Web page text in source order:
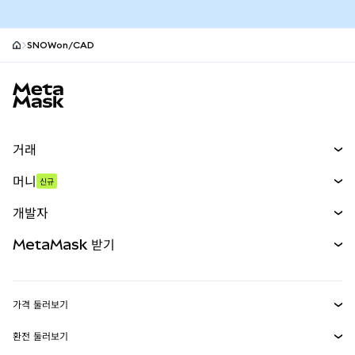
SNOWon/CAD
거래
무기한 선물
실물자산
머니 신규
개발자
MetaMask Connect
MetaMask 받기
가격 둘러보기
이더리움 가격
환전 둘러보기